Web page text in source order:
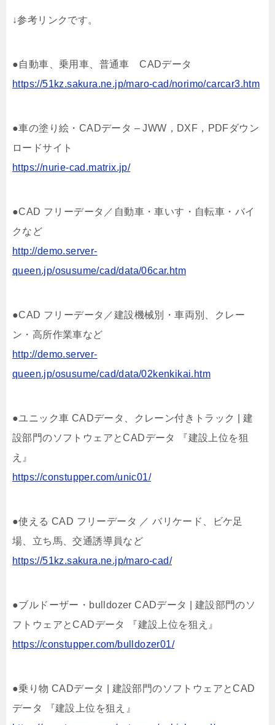
↓参考リンクです。
●自動車、乗用車、普通車 CADデータ
https://51kz.sakura.ne.jp/maro-cad/norimo/carcar3.htm
●車の塗り絵・CADデータ – JWW，DXF，PDFダウン
ロードサイト
https://nurie-cad.matrix.jp/
●CAD フリーデータ／自動車・車いす・自転車・バイ
クなど
http://demo.server-
queen.jp/osusume/cad/data/06car.htm
●CAD フリーデータ／建設機械別・車両別、クレー
ン・高所作業車など
http://demo.server-
queen.jp/osusume/cad/data/02kenkikai.htm
●ユニック車 CADデータ、クレーン付きトラック | 建
設部門のソフトウェアとCADデータ 『建設上位を狙
え』
https://constupper.com/unic01/
●使える CAD フリーデータ ／ バリケード、ビケ足
場、立ち馬、交通誘導員など
https://51kz.sakura.ne.jp/maro-cad/
●ブルドーザー・bulldozer CADデータ | 建設部門のソ
フトウェアとCADデータ 『建設上位を狙え』
https://constupper.com/bulldozer01/
●乗り物 CADデータ | 建設部門のソフトウェアとCAD
データ 『建設上位を狙え』